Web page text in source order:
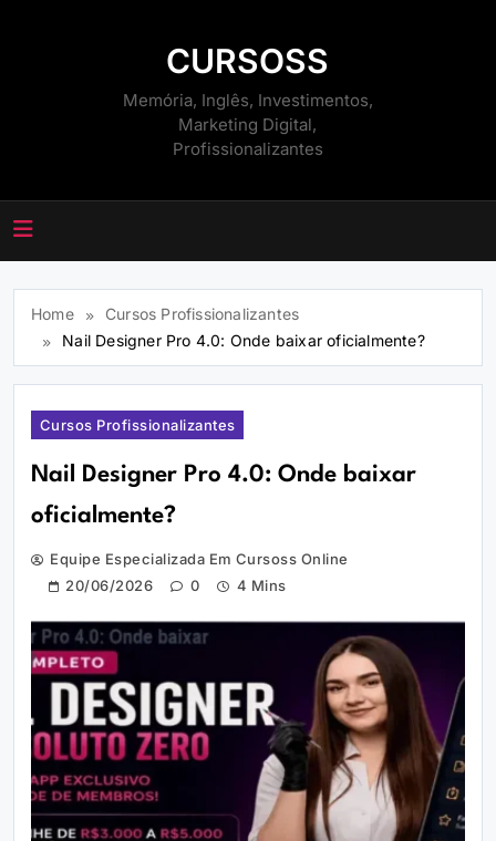
CURSOSS
Memória, Inglês, Investimentos,
Marketing Digital,
Profissionalizantes
Home
Cursos Profissionalizantes
Nail Designer Pro 4.0: Onde baixar oficialmente?
Cursos Profissionalizantes
Nail Designer Pro 4.0: Onde baixar
oficialmente?
Equipe Especializada Em Cursoss Online
20/06/2026
0 4 Mins